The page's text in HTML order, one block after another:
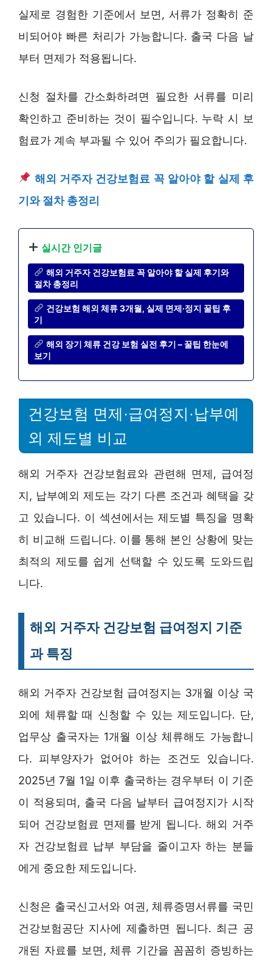
실제로 경험한 기준에서 보면, 서류가 정확히 준
비되어야 빠른 처리가 가능합니다. 출국 다음 날
부터 면제가 적용됩니다.
신청 절차를 간소화하려면 필요한 서류를 미리
확인하고 준비하는 것이 필수입니다. 누락 시 보
험료가 계속 부과될 수 있어 주의가 필요합니다.
해외 거주자 건강보험료 꼭 알아야 할 실제 후
기와 절차 총정리
실시간 인기글
해외 거주자 건강보험료 꼭 알아야 할 실제 후기와
절차 총정리
건강보험 해외 체류 3개월, 실제 면제·정지 꿀팁 후
기
해외 장기 체류 건강 보험 실전 후기 – 꿀팁 한눈에
보기
건강보험 면제·급여정지·납부예
외 제도별 비교
해외 거주자 건강보험료와 관련해 면제, 급여정
지, 납부예외 제도는 각기 다른 조건과 혜택을 갖
고 있습니다. 이 섹션에서는 제도별 특징을 명확
히 비교해 드립니다. 이를 통해 본인 상황에 맞는
최적의 제도를 쉽게 선택할 수 있도록 도와드립
니다.
해외 거주자 건강보험 급여정지 기준
과 특징
해외 거주자 건강보험 급여정지는 3개월 이상 국
외에 체류할 때 신청할 수 있는 제도입니다. 단,
업무상 출국자는 1개월 이상 체류해도 가능합니
다. 피부양자가 없어야 하는 조건도 있습니다.
2025년 7월 1일 이후 출국하는 경우부터 이 기준
이 적용되며, 출국 다음 날부터 급여정지가 시작
되어 건강보험료 면제를 받게 됩니다. 해외 거주
자 건강보험료 납부 부담을 줄이고자 하는 분들
에게 중요한 제도입니다.
신청은 출국신고서와 여권, 체류증명서류를 국민
건강보험공단 지사에 제출하면 됩니다. 최근 공
개된 자료를 보면, 체류 기간을 꼼꼼히 증빙하는